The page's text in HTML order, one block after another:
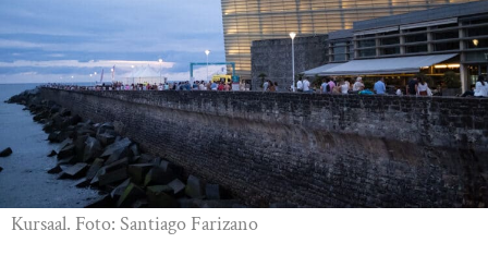
Kursaal. Foto: Santiago Farizano